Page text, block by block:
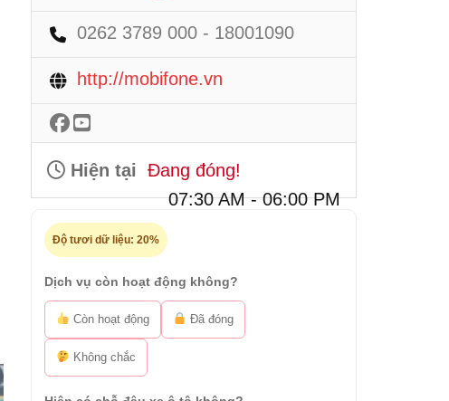
0262 3789 000 - 18001090
http://mobifone.vn
Hiện tại
Đang đóng!
07:30 AM - 06:00 PM
Độ tươi dữ liệu: 20%
Dịch vụ còn hoạt động không?
Còn hoạt động Đã đóng
Không chắc